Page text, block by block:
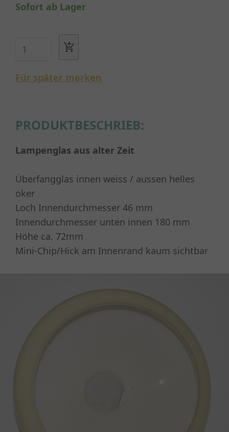
Sofort ab Lager
Für später merken
PRODUKTBESCHRIEB:
Lampenglas aus alter Zeit
Überfangglas innen weiss / aussen helles
oker
Loch Innendurchmesser 46 mm
Innendurchmesser unten innen 180 mm
Höhe ca. 72mm
Mini-Chip/Hick am Innenrand kaum sichtbar